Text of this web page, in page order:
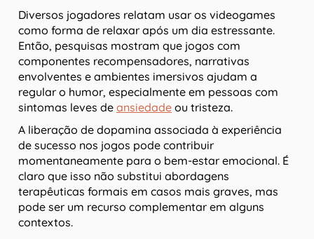
Diversos jogadores relatam usar os videogames
como forma de relaxar após um dia estressante.
Então, pesquisas mostram que jogos com
componentes recompensadores, narrativas
envolventes e ambientes imersivos ajudam a
regular o humor, especialmente em pessoas com
sintomas leves de ansiedade ou tristeza.
A liberação de dopamina associada à experiência
de sucesso nos jogos pode contribuir
momentaneamente para o bem-estar emocional. É
claro que isso não substitui abordagens
terapêuticas formais em casos mais graves, mas
pode ser um recurso complementar em alguns
contextos.